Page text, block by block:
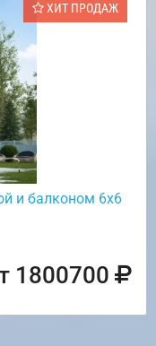
ХИТ ПРОДАЖ
и балконом 6х6
1800700